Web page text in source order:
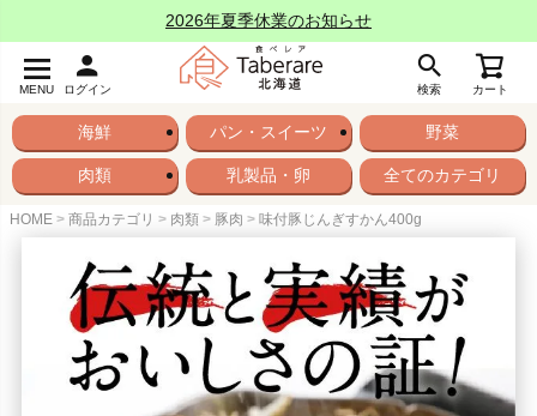
2026年夏季休業のお知らせ
MENU ログイン 検索 カート
海鮮 パン・スイーツ 野菜
肉類 乳製品・卵 全てのカテゴリ
HOME 商品カテゴリ 肉類 豚肉 味付豚じんぎすかん400g